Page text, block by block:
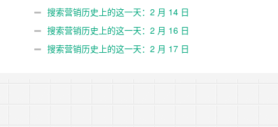
搜索营销历史上的这一天：2 月 14 日
搜索营销历史上的这一天：2 月 16 日
搜索营销历史上的这一天：2 月 17 日